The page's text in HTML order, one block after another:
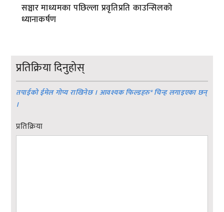
सञ्चार माध्यमका पछिल्ला प्रवृतिप्रति काउन्सिलको
ध्यानाकर्षण
प्रतिक्रिया दिनुहोस्
तपाईको ईमेल गोप्य राखिनेछ । आवश्यक फिल्डहरु*चिन्ह लगाइएका छन्
।
प्रतिक्रिया